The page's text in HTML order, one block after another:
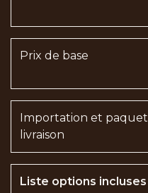
Prix de base
Importation et paquet
livraison
Liste options incluses